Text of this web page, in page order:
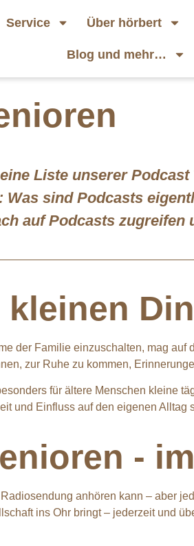
Service Über hörbert
Blog und mehr…
Liste unserer
sind Podcasts
auf Podcasts zugreifen
der Familie einzuschalten, mag
zur Ruhe zu kommen,
für ältere Menschen kleine
und Einfluss auf den eigenen Alltag
-
anhören kann – aber
ins Ohr bringt – jederzeit und